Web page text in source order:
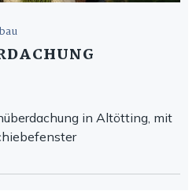
in Altötting, mit